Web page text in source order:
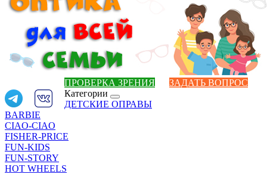
ПРОВЕРКА ЗРЕНИЯ
ЗАДАТЬ ВОПРОС
Категории
ДЕТСКИЕ ОПРАВЫ
BARBIE
CIAO-CIAO
FISHER-PRICE
FUN-KIDS
FUN-STORY
HOT WHEELS